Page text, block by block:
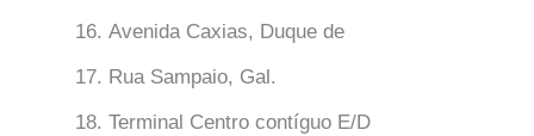
Avenida Caxias, Duque de
Rua Sampaio, Gal.
Terminal Centro contíguo E/D